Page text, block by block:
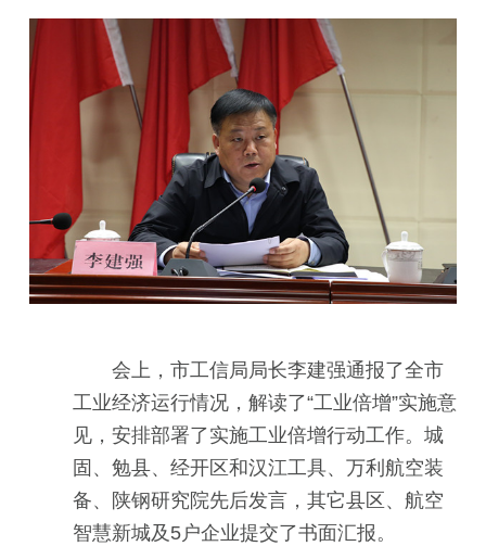
会上，市工信局局长李建强通报了全市
工业经济运行情况，解读了“工业倍增”实施意
见，安排部署了实施工业倍增行动工作。城
固、勉县、经开区和汉江工具、万利航空装
备、陕钢研究院先后发言，其它县区、航空
智慧新城及5户企业提交了书面汇报。